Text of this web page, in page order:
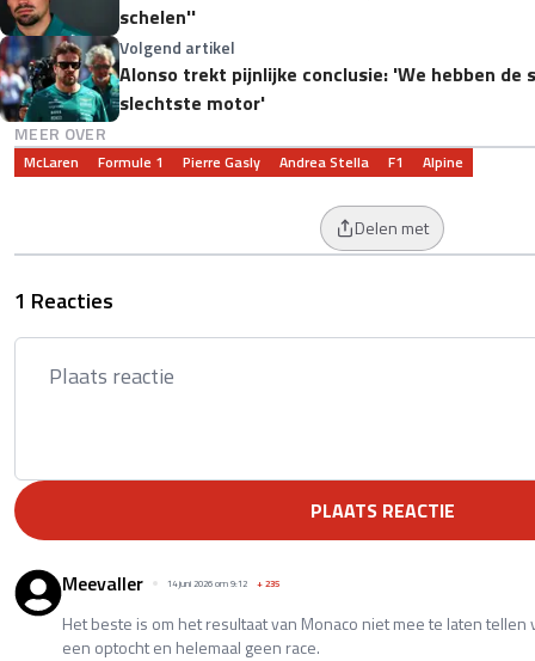
schelen''
Volgend artikel
Alonso trekt pijnlijke conclusie: 'We hebben de
slechtste motor'
MEER OVER
McLaren Formule 1 Pierre Gasly Andrea Stella F1 Alpine
Delen met
1 Reacties
PLAATS REACTIE
Meevaller 14 juni 2026 om 9:12 +235
Het beste is om het resultaat van Monaco niet mee te laten tellen
een optocht en helemaal geen race.